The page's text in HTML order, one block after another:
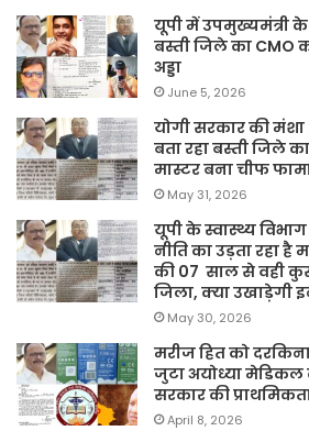
यूपी में उपमुख्यमंत्री के
बस्ती जिले का CMO
अड्डा
June 5, 2026
योगी सरकार की मंशा
बता रहा बस्ती जिले
मास्टर बना चीफ
May 31, 2026
यूपी के स्वास्थ्य
नीति का उड़ता रहा है
की 07 साल से वही
जिला, क्या उखाड़ेगी
May 30, 2026
मरीज हित को
जुटा अयोध्या मेडिकल
सरकार की
April 8, 2026